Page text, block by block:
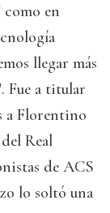
como en
llegar más
Fue a titular
a Florentino
Real
de ACS
lo soltó una